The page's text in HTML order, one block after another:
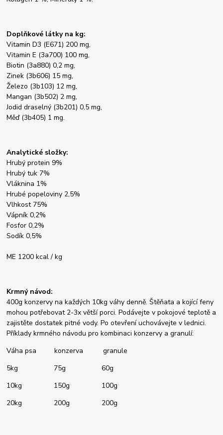
Doplňkové látky na kg:
Vitamin D3 (E671) 200 mg,
Vitamin E (3a700) 100 mg,
Biotin (3a880) 0,2 mg,
Zinek (3b606) 15 mg,
Železo (3b103) 12 mg,
Mangan (3b502) 2 mg,
Jodid draselný (3b201) 0,5 mg,
Měď (3b405) 1 mg.
Analytické složky:
Hrubý protein 9%
Hrubý tuk 7%
Vláknina 1%
Hrubé popeloviny 2,5%
Vlhkost 75%
Vápník 0,2%
Fosfor 0,2%
Sodík 0,5%
ME 1200 kcal / kg
Krmný návod:
400g konzervy na každých 10kg váhy denně. Štěňata a kojící feny
mohou potřebovat 2-3x větší porci. Podávejte v pokojové teplotě a
zajistěte dostatek pitné vody. Po otevření uchovávejte v lednici.
Příklady krmného návodu pro kombinaci konzervy a granulí:
Váha psa konzerva granule
5kg 75g 60g
10kg 150g 100g
20kg 200g 200g